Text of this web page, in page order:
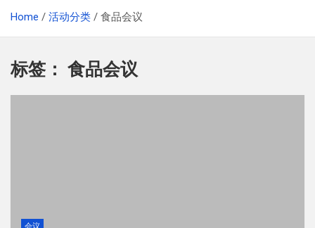
Home 活动分类 食品会议
标签： 食品会议